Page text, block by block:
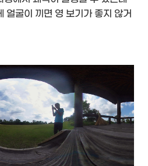
얼굴이 끼면 영 보기가 좋지 않거